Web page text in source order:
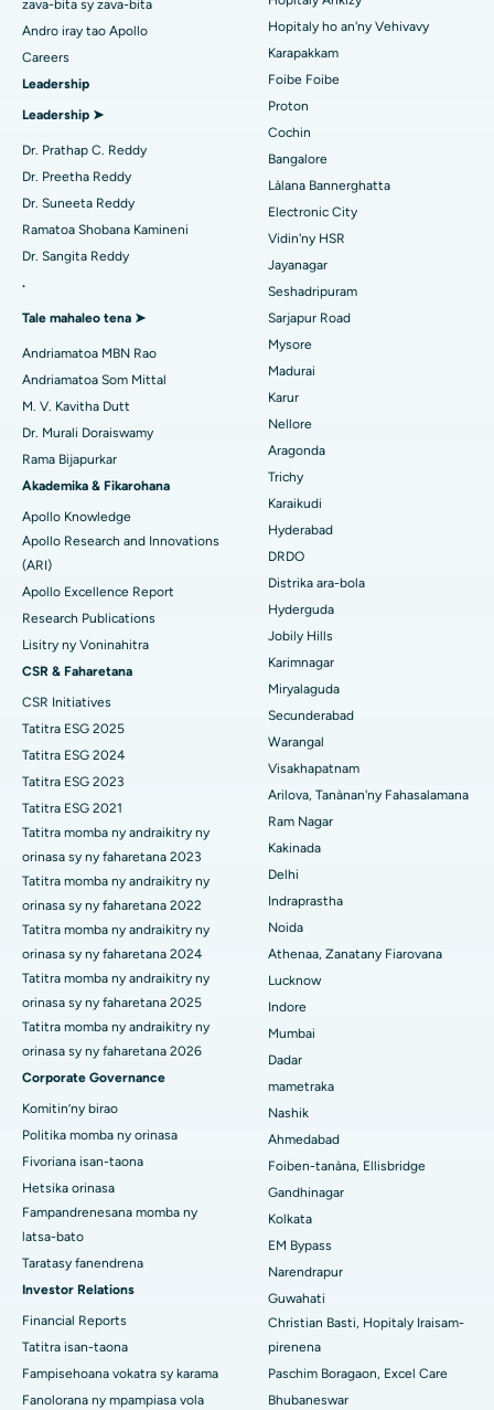
Mitadiava mpitsabo hoditra
Mitadiava mpitsabo urolojika
Mitadiava mpitsabo diabeta
Mitadiava Dokotera mpitsabo aretim-behivavy
Mitadiava Dokotera Jeneraly
Mitadiava Psikology
Mitadiava mpandidy ankapobeny
Hopitaly tsara indrindra ao Tondiarpet, Chennai
Hopitaly tsara indrindra ao Kotturpuram, Chennai
Hopitaly tsara indrindra ao amin'ny Kovai Road, Karur
Hopitaly tsara indrindra ao Karapakkam, Chennai
Hopitaly tsara indrindra ao Arilova, Vizag
Hopitaly tsara indrindra ao amin'ny Lalana Kanpur, Lucknow
Hopitaly tsara indrindra ao amin'ny Sector-26, Noida
Hopitaly tsara indrindra ao Gandhinagar, Ahmedabad
Hopitaly tsara indrindra ao Aragonda, Andhra Pradesh
Hopitaly tsara indrindra ao amin'ny Bannerghatta Road,
Bangalore
Hopitaly tsara indrindra ao amin'ny Unit-15, Bhubaneswar
Hopitaly tsara indrindra ao amin'ny Seepat Road, Bilaspur
Hopitaly tsara indrindra ao Ellisbridge, Ahmedabad
Hopitaly tsara indrindra ao New Delhi
Hopitaly tsara indrindra ao amin'ny DRDO, Hyderabad
Hopitaly tsara indrindra ao amin'ny GS Road, Guwahati
Hopitaly tsara indrindra ao Hyderguda, Hyderabad
Hopitaly tsara indrindra ao Vijay Nagar, Indore
Hopitaly tsara indrindra ao amin'ny Suryaraopeta Main Road,
Hopitaly tsara indrindra ao amin'ny Canal Circular Road, Kolkata
Hopitaly tsara indrindra ao amin'ny CBD Belapur, Navi Mumbai
Hopitaly tsara indrindra ao Panchavati, Nashik
Hopitaly tsara indrindra ao Secunderabad, Hyderabad
Hopitaly tsara indrindra any Seshadripuram, Bangalore
Hopitaly tsara indrindra ao Waltair Main Road, Visakhapatnam
Hopitaly tsara indrindra ao amin'ny lalana Subhash Nagar,
Hopitaly tsara indrindra any Managari, Karaikudi
Hopitaly tsara indrindra ao Arepally, Warangal
Hopitaly tsara indrindra ao amin'ny Arera Colony, Bhopal
Hopitaly tsara indrindra any Jayanagar, Bangalore
Hopitaly tsara indrindra ao KK Nagar, Madurai
Transcatheter Aortic Valve fanoloana
MitraClip Valve Repair
Fandidiana cardiac invasive kely indrindra
Catheter Ablation
Fanoloana ny soroka
Embolization ny lalan-dra
Fandidiana homamiadana amin'ny nono
Brachytherapy
Colonoscopy
Polypectomy
Fampiroboroboana ny ati-doha
Biopsy voa
Parathyroidectomy
Cytoreductive fandidiana
Fanoloana lohalika manontolo seramika
ERCP
zava-bita sy zava-bita
Andro iray tao Apollo
Careers
Leadership
Leadership ➤
Dr. Prathap C. Reddy
Dr. Preetha Reddy
Dr. Suneeta Reddy
Ramatoa Shobana Kamineni
Dr. Sangita Reddy
.
Tale mahaleo tena ➤
Andriamatoa MBN Rao
Andriamatoa Som Mittal
M. V. Kavitha Dutt
Dr. Murali Doraiswamy
Rama Bijapurkar
Akademika & Fikarohana
Apollo Knowledge
Apollo Research and Innovations
(ARI)
Apollo Excellence Report
Research Publications
Lisitry ny Voninahitra
CSR & Faharetana
CSR Initiatives
Tatitra ESG 2025
Tatitra ESG 2024
Tatitra ESG 2023
Tatitra ESG 2021
Tatitra momba ny andraikitry ny
orinasa sy ny faharetana 2023
Tatitra momba ny andraikitry ny
orinasa sy ny faharetana 2022
Tatitra momba ny andraikitry ny
orinasa sy ny faharetana 2024
Tatitra momba ny andraikitry ny
orinasa sy ny faharetana 2025
Tatitra momba ny andraikitry ny
orinasa sy ny faharetana 2026
Corporate Governance
Komitin’ny birao
Politika momba ny orinasa
Fivoriana isan-taona
Hetsika orinasa
Fampandrenesana momba ny
latsa-bato
Taratasy fanendrena
Investor Relations
Financial Reports
Tatitra isan-taona
Fampisehoana vokatra sy karama
Fanolorana ny mpampiasa vola
Hopitaly ho an'ny Vehivavy
Karapakkam
Foibe Foibe
Proton
Cochin
Bangalore
Làlana Bannerghatta
Electronic City
Vidin'ny HSR
Jayanagar
Seshadripuram
Sarjapur Road
Mysore
Madurai
Karur
Nellore
Aragonda
Trichy
Karaikudi
Hyderabad
DRDO
Distrika ara-bola
Hyderguda
Jobily Hills
Karimnagar
Miryalaguda
Secunderabad
Warangal
Visakhapatnam
Arilova, Tanànan'ny Fahasalamana
Ram Nagar
Kakinada
Delhi
Indraprastha
Noida
Athenaa, Zanatany Fiarovana
Lucknow
Indore
Mumbai
Dadar
mametraka
Nashik
Ahmedabad
Foiben-tanàna, Ellisbridge
Gandhinagar
Kolkata
EM Bypass
Narendrapur
Guwahati
Christian Basti, Hopitaly Iraisam-
pirenena
Paschim Boragaon, Excel Care
Bhubaneswar